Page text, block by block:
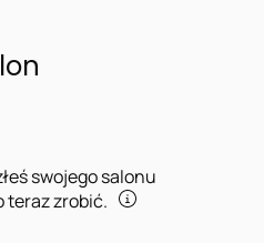
swojego salonu
teraz zrobić.